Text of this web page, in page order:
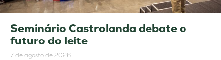
Seminário Castrolanda debate o
futuro do leite
7 de agosto de 2026